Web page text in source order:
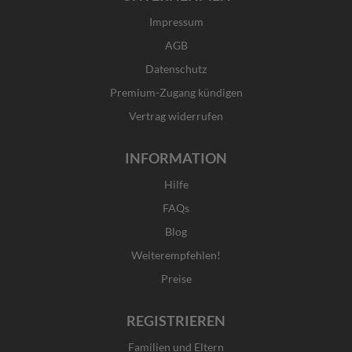
f
g
a
m
t
e
r
Impressum
AGB
Datenschutz
Premium-Zugang kündigen
Vertrag widerrufen
INFORMATION
Hilfe
FAQs
Blog
Weiterempfehlen!
Preise
REGISTRIEREN
Familien und Eltern